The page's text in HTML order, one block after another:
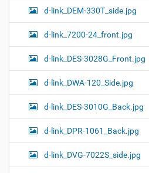
d-link_DEM-330T_side.jpg
d-link_7200-24_front.jpg
d-link_DES-3028G_Front.jpg
d-link_DWA-120_Side.jpg
d-link_DES-3010G_Back.jpg
d-link_DPR-1061_Back.jpg
d-link_DVG-7022S_side.jpg